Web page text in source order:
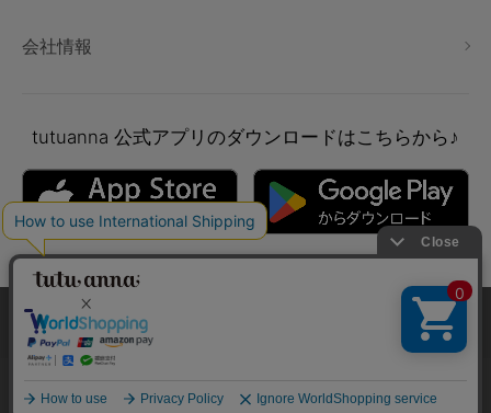
会社情報
tutuanna 公式アプリのダウンロードはこちらから♪
本サイトでは、より快適にご利用いただけるようCookieを利用し
ています。詳細については
をご確認くださ
い。
承諾する